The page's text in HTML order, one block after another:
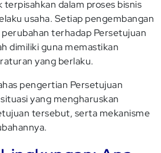
terpisahkan dalam proses bisnis
usaha. Setiap pengembangan
terhadap Persetujuan
dimiliki guna memastikan
yang berlaku.
pengertian Persetujuan
yang mengharuskan
tersebut, serta mekanisme